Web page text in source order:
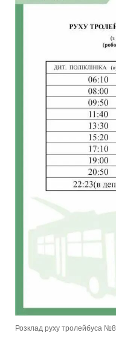
Розклад руху тролейбуса №8